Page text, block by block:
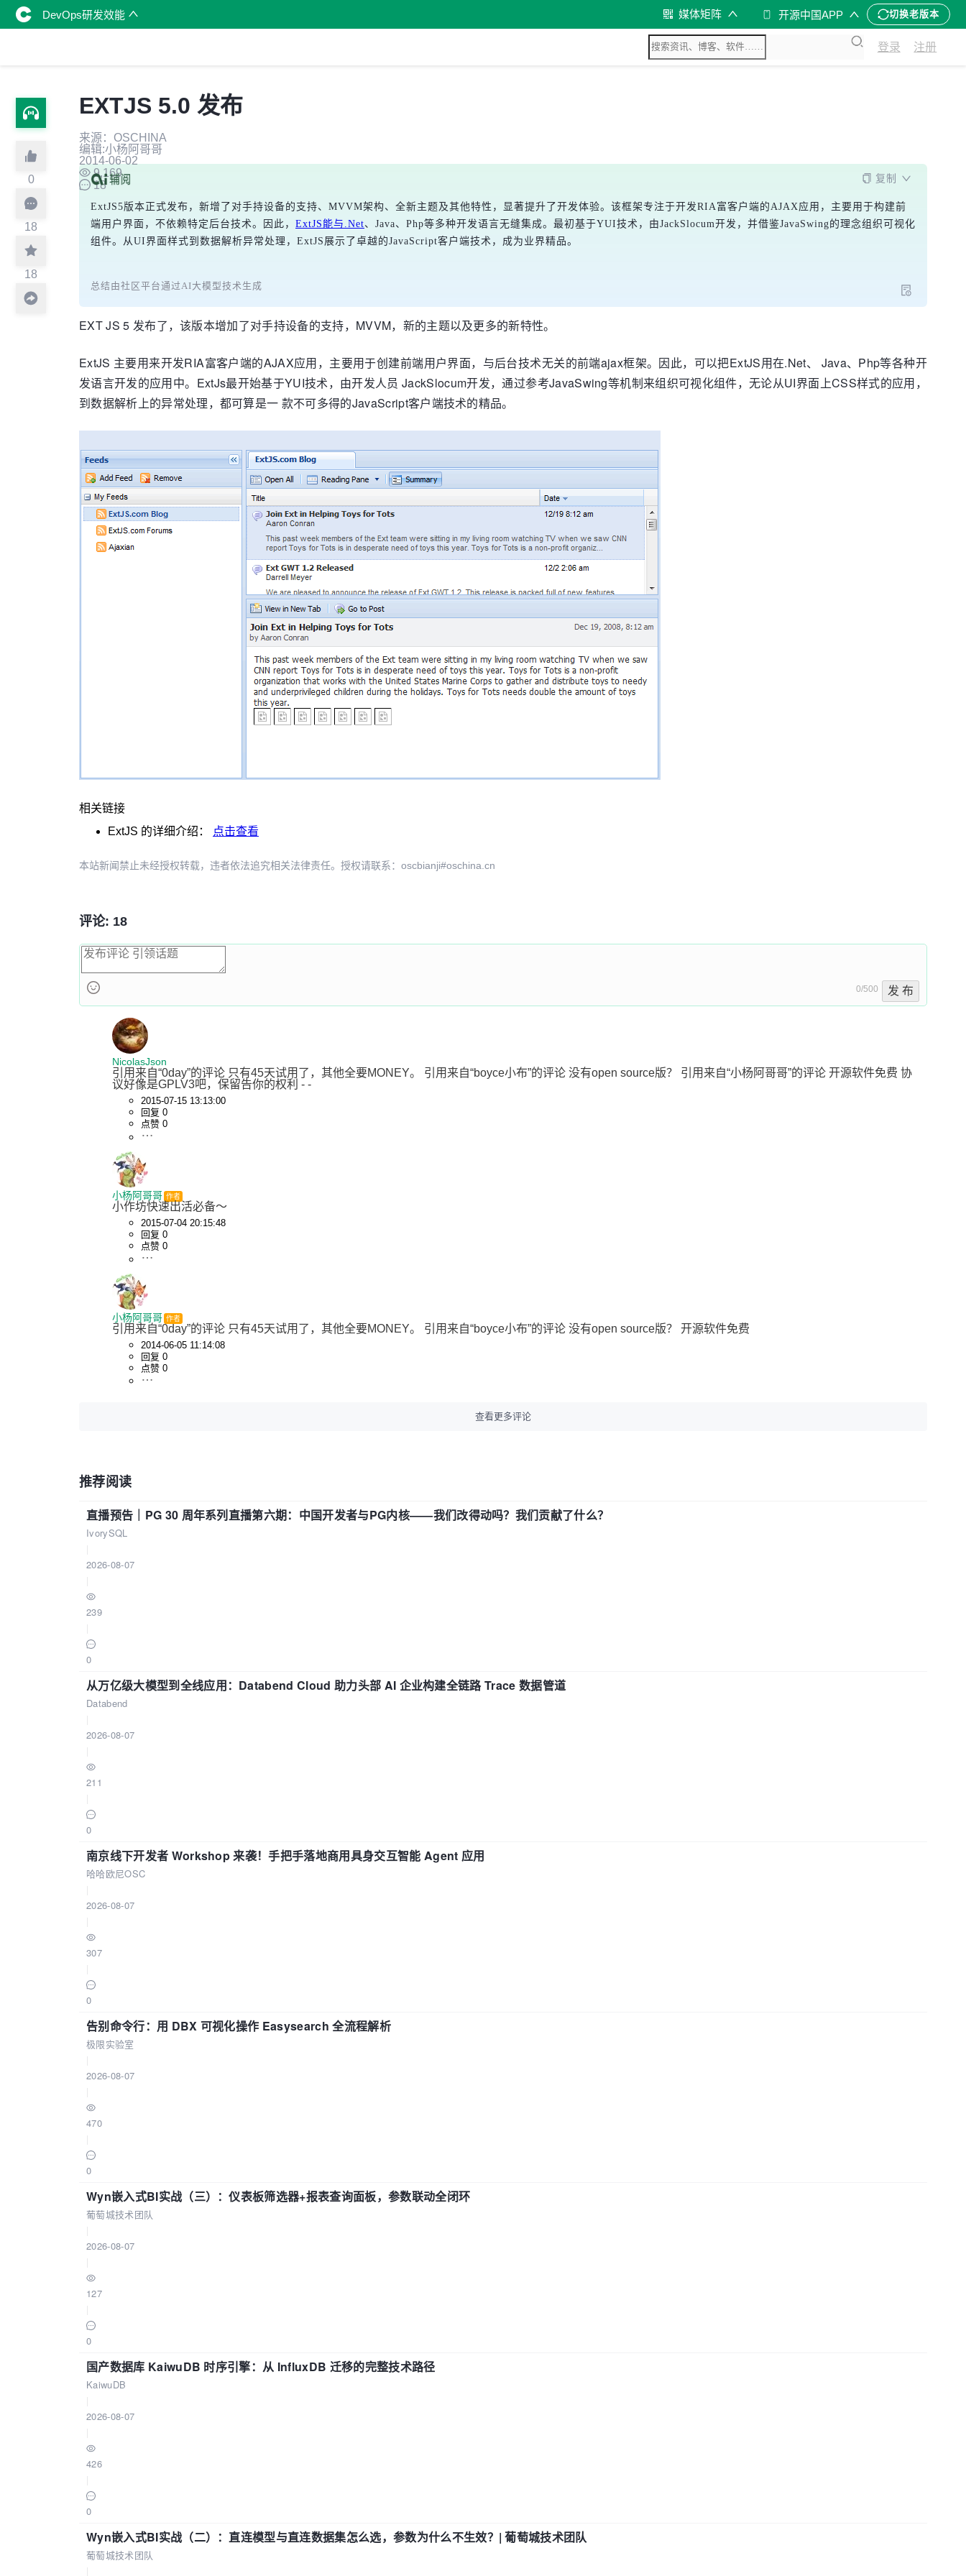
DevOps研发效能 媒体矩阵 开源中国APP 切换老版本
登录 注册
0
18
18
EXTJS 5.0 发布
来源：OSCHINA
编辑:小杨阿哥哥
2014-06-02
9,169
18
复制
ExtJS5版本正式发布，新增了对手持设备的支持、MVVM架构、全新主题及其他特性，显著提升了开发体验。该框架专注于开发RIA富客户端的AJAX应用，主要用于构建前
端用户界面，不依赖特定后台技术。因此， ExtJS能与.Net、Java、Php等多种开发语言无缝集成。最初基于YUI技术，由JackSlocum开发，并借鉴JavaSwing的理念组织可视化
组件。从UI界面样式到数据解析异常处理，ExtJS展示了卓越的JavaScript客户端技术，成为业界精品。
总结由社区平台通过AI大模型技术生成
EXT JS 5 发布了，该版本增加了对手持设备的支持，MVVM，新的主题以及更多的新特性。
ExtJS 主要用来开发RIA富客户端的AJAX应用，主要用于创建前端用户界面，与后台技术无关的前端ajax框架。因此，可以把ExtJS用在.Net、 Java、Php等各种开
发语言开发的应用中。ExtJs最开始基于YUI技术，由开发人员 JackSlocum开发，通过参考JavaSwing等机制来组织可视化组件，无论从UI界面上CSS样式的应用，
到数据解析上的异常处理，都可算是一 款不可多得的JavaScript客户端技术的精品。
相关链接
ExtJS 的详细介绍： 点击查看
本站新闻禁止未经授权转载，违者依法追究相关法律责任。授权请联系：oscbianji#oschina.cn
评论: 18
0/500 发 布
NicolasJson
引用来自“0day”的评论 只有45天试用了，其他全要MONEY。 引用来自“boyce小布”的评论 没有open source版？ 引用来自“小杨阿哥哥”的评论 开源软件免费 协
议好像是GPLV3吧，保留告你的权利 - -
2015-07-15 13:13:00
回复 0
点赞 0
小杨阿哥哥 作者
小作坊快速出活必备～
2015-07-04 20:15:48
回复 0
点赞 0
小杨阿哥哥 作者
引用来自“0day”的评论 只有45天试用了，其他全要MONEY。 引用来自“boyce小布”的评论 没有open source版？ 开源软件免费
2014-06-05 11:14:08
回复 0
点赞 0
查看更多评论
推荐阅读
直播预告｜PG 30 周年系列直播第六期：中国开发者与PG内核——我们改得动吗？我们贡献了什么？
IvorySQL
2026-08-07
239
0
从万亿级大模型到全线应用：Databend Cloud 助力头部 AI 企业构建全链路 Trace 数据管道
Databend
2026-08-07
211
0
南京线下开发者 Workshop 来袭！手把手落地商用具身交互智能 Agent 应用
哈哈欧尼OSC
2026-08-07
307
0
告别命令行：用 DBX 可视化操作 Easysearch 全流程解析
极限实验室
2026-08-07
470
0
Wyn嵌入式BI实战（三）：仪表板筛选器+报表查询面板，参数联动全闭环
葡萄城技术团队
2026-08-07
127
0
国产数据库 KaiwuDB 时序引擎：从 InfluxDB 迁移的完整技术路径
KaiwuDB
2026-08-07
426
0
Wyn嵌入式BI实战（二）：直连模型与直连数据集怎么选，参数为什么不生效？| 葡萄城技术团队
葡萄城技术团队